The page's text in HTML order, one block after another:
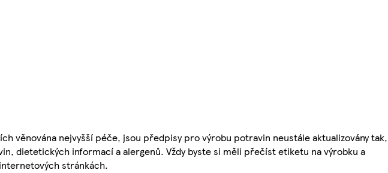
věnována nejvyšší péče, jsou předpisy pro výrobu potravin neustále aktualizovány tak,
dietetických informací a alergenů. Vždy byste si měli přečíst etiketu na výrobku a
stránkách.